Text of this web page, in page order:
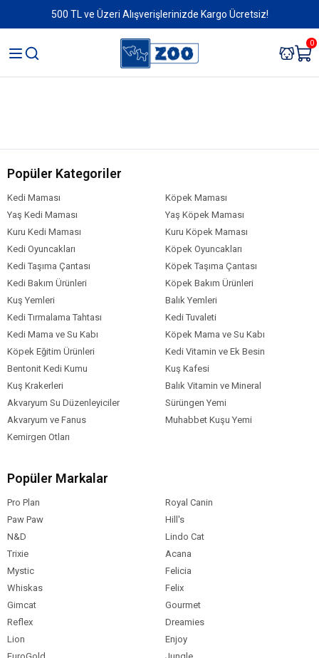
500 TL ve Üzeri Alışverişlerinizde Kargo Ücretsiz!
0
Popüler Kategoriler
Kedi Maması
Köpek Maması
Yaş Kedi Maması
Yaş Köpek Maması
Kuru Kedi Maması
Kuru Köpek Maması
Kedi Oyuncakları
Köpek Oyuncakları
Kedi Taşıma Çantası
Köpek Taşıma Çantası
Kedi Bakım Ürünleri
Köpek Bakım Ürünleri
Kuş Yemleri
Balık Yemleri
Kedi Tırmalama Tahtası
Kedi Tuvaleti
Kedi Mama ve Su Kabı
Köpek Mama ve Su Kabı
Köpek Eğitim Ürünleri
Kedi Vitamin ve Ek Besin
Bentonit Kedi Kumu
Kuş Kafesi
Kuş Krakerleri
Balık Vitamin ve Mineral
Akvaryum Su Düzenleyiciler
Sürüngen Yemi
Akvaryum ve Fanus
Muhabbet Kuşu Yemi
Kemirgen Otları
Popüler Markalar
Pro Plan
Royal Canin
Paw Paw
Hill's
N&D
Lindo Cat
Trixie
Acana
Mystic
Felicia
Whiskas
Felix
Gimcat
Gourmet
Reflex
Dreamies
Lion
Enjoy